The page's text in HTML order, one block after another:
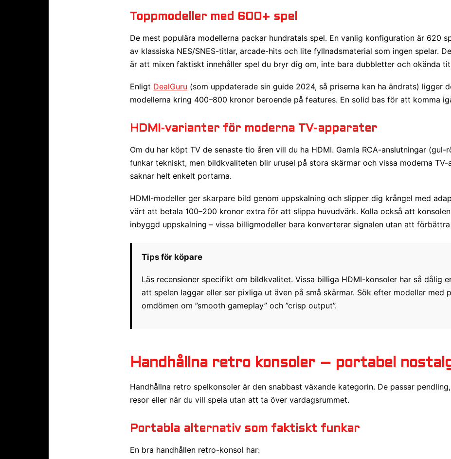
Toppmodeller med 600+ spel
De mest populära modellerna packar hundratals spel. En vanlig konfiguration är 620
av klassiska NES/SNES-titlar, arcade-hits och lite fyllnadsmaterial som ingen spelar.
är att mixen faktiskt innehåller spel du bryr dig om, inte bara dubbletter och okända
Enligt DealGuru (som uppdaterade sin guide 2024, så priserna kan ha ändrats) ligger
modellerna kring 400–800 kronor beroende på features. En solid bas för att komma
HDMI-varianter för moderna TV-apparater
Om du har köpt TV de senaste tio åren vill du ha HDMI. Gamla RCA-anslutningar (gul-
funkar tekniskt, men bildkvaliteten blir urusel på stora skärmar och vissa moderna TV-
saknar helt enkelt portarna.
HDMI-modeller ger skarpare bild genom uppskalning och slipper dig krångel med
värt att betala 100–200 kronor extra för att slippa huvudvärk. Kolla också att
inbyggd uppskalning – vissa billigmodeller bara konverterar signalen utan att förbättra
Tips för köpare
Läs recensioner specifikt om bildkvalitet. Vissa billiga HDMI-konsoler har så dålig
att spelen laggar eller ser pixliga ut även på små skärmar. Sök efter modeller med
omdömen om ”smooth gameplay” och ”crisp output”.
Handhållna retro konsoler – portabel
Handhållna retro spelkonsoler är den snabbast växande kategorin. De passar
resor eller när du vill spela utan att ta över vardagsrummet.
Portabla alternativ som faktiskt funkar
En bra handhållen retro-konsol har: